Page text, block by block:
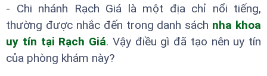
- Chi nhánh Rạch Giá là một địa chỉ nổi tiếng,
thường được nhắc đến trong danh sách nha khoa
uy tín tại Rạch Giá. Vậy điều gì đã tạo nên uy tín
của phòng khám này?